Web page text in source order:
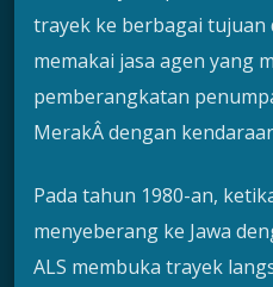
trayek ke berbagai tujuan
memakai jasa agen yang
pemberangkatan
MerakÂ dengan
Pada tahun 1980-an,
menyeberang ke Jawa
ALS membuka trayek